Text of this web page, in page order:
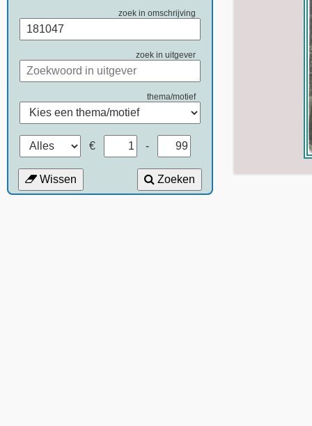
zoek in omschrijving
zoek in uitgever
thema/motief
€ -
Wissen Zoeken